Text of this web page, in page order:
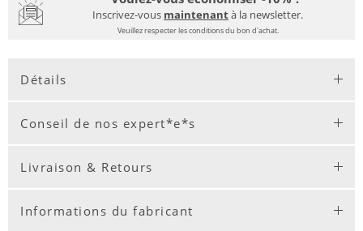
Inscrivez-vous maintenantà la newsletter.
Veuillez respecter les conditions du bon d'achat.
Détails
Conseil de nos expert*e*s
Livraison & Retours
Informations du fabricant